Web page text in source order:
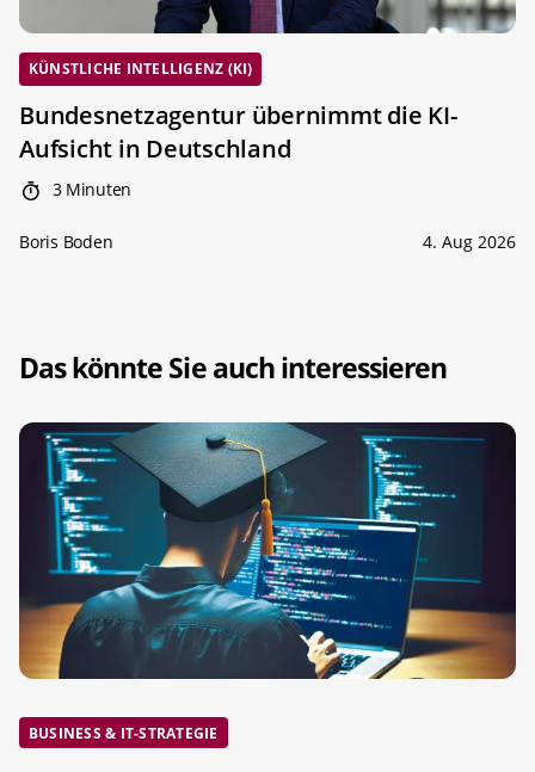
KÜNSTLICHE INTELLIGENZ (KI)
Bundesnetzagentur übernimmt die KI-
Aufsicht in Deutschland
3 Minuten
Boris Boden 4. Aug 2026
Das könnte Sie auch interessieren
BUSINESS & IT-STRATEGIE